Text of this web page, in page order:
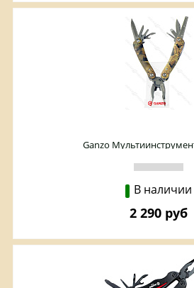
Ganzo
В наличии
2 290 руб